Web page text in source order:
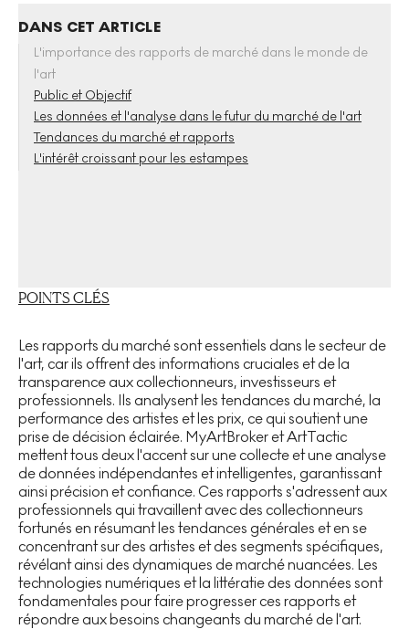
DANS CET ARTICLE
L'importance des rapports de marché dans le monde de
l'art
Public et Objectif
Les données et l'analyse dans le futur du marché de l'art
Tendances du marché et rapports
L'intérêt croissant pour les estampes
POINTS CLÉS
Les rapports du marché sont essentiels dans le secteur de
l'art, car ils offrent des informations cruciales et de la
transparence aux collectionneurs, investisseurs et
professionnels. Ils analysent les tendances du marché, la
performance des artistes et les prix, ce qui soutient une
prise de décision éclairée. MyArtBroker et ArtTactic
mettent tous deux l'accent sur une collecte et une analyse
de données indépendantes et intelligentes, garantissant
ainsi précision et confiance. Ces rapports s'adressent aux
professionnels qui travaillent avec des collectionneurs
fortunés en résumant les tendances générales et en se
concentrant sur des artistes et des segments spécifiques,
révélant ainsi des dynamiques de marché nuancées. Les
technologies numériques et la littératie des données sont
fondamentales pour faire progresser ces rapports et
répondre aux besoins changeants du marché de l'art.